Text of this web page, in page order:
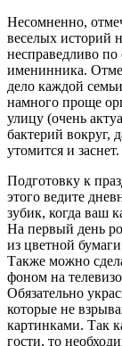
Несомненно,
веселых историй
несправедливо по
именинника.
дело каждой
намного проще
улицу (очень
бактерий вокруг,
утомится и заснет.
Подготовку к
этого ведите
зубик, когда ваш
На первый день
из цветной
Также можно
фоном на
Обязательно
которые не
картинками. Так
гости, то